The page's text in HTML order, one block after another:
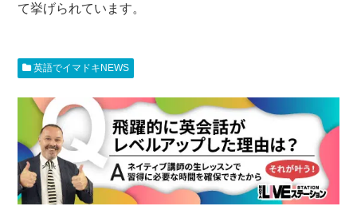
て挙げられています。
英語でイマドキNEWS